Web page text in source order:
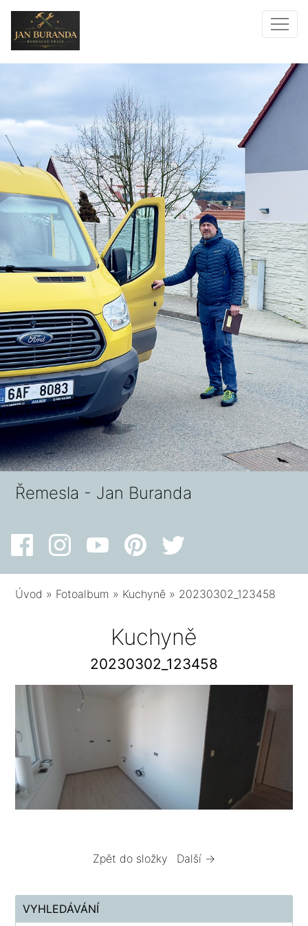
Řemesla - Jan Buranda
Úvod » Fotoalbum » Kuchyně » 20230302_123458
Kuchyně
20230302_123458
Zpět do složky Další →
VYHLEDÁVÁNÍ